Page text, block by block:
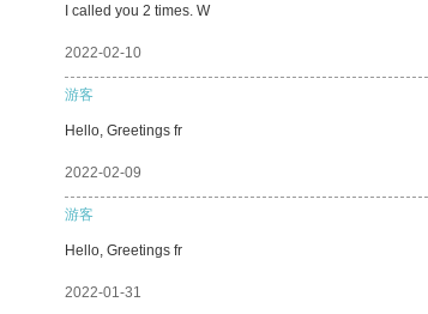
I called you 2 times. W
2022-02-10
游客
Hello, Greetings fr
2022-02-09
游客
Hello, Greetings fr
2022-01-31